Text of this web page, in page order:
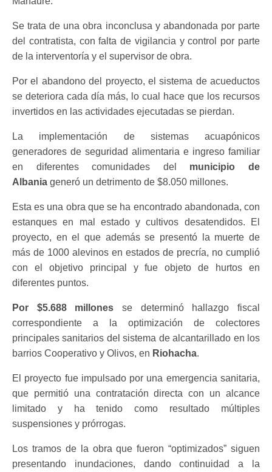
Se trata de una obra inconclusa y abandonada por parte
del contratista, con falta de vigilancia y control por parte
de la interventoría y el supervisor de obra.
Por el abandono del proyecto, el sistema de acueductos
se deteriora cada día más, lo cual hace que los recursos
invertidos en las actividades ejecutadas se pierdan.
La implementación de sistemas acuapónicos
generadores de seguridad alimentaria e ingreso familiar
en diferentes comunidades del municipio de
Albania generó un detrimento de $8.050 millones.
Esta es una obra que se ha encontrado abandonada, con
estanques en mal estado y cultivos desatendidos. El
proyecto, en el que además se presentó la muerte de
más de 1000 alevinos en estados de precría, no cumplió
con el objetivo principal y fue objeto de hurtos en
diferentes puntos.
Por $5.688 millones se determinó hallazgo fiscal
correspondiente a la optimización de colectores
principales sanitarios del sistema de alcantarillado en los
barrios Cooperativo y Olivos, en Riohacha.
El proyecto fue impulsado por una emergencia sanitaria,
que permitió una contratación directa con un alcance
limitado y ha tenido como resultado múltiples
suspensiones y prórrogas.
Los tramos de la obra que fueron “optimizados” siguen
presentando inundaciones, dando continuidad a la